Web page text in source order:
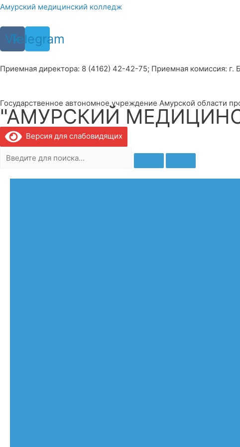
Перейти
содержимому
Амурский медицинский колледж
Vk
Telegram
Приемная директора: 8 (4162) 42-42-75; Приемная комиссия:
Государственное автономное учреждение Амурской области
"АМУРСКИЙ
Версия для слабовидящих